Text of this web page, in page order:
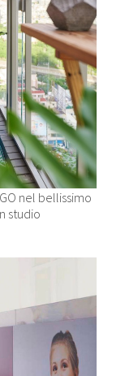
nel bellissimo
studio